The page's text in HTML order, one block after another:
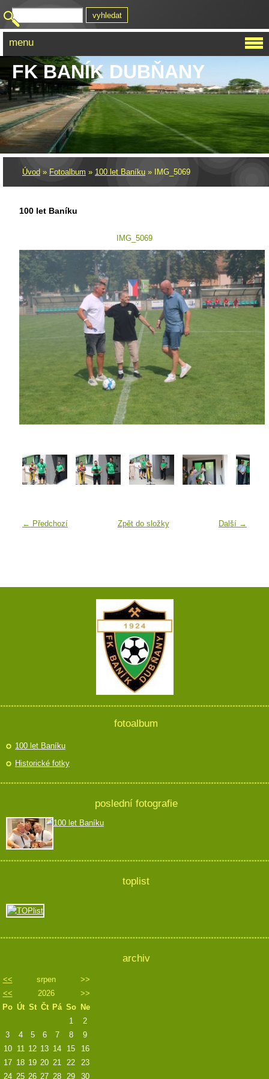
FK BANÍK DUBŇANY
Úvod » Fotoalbum » 100 let Baníku » IMG_5069
100 let Baníku
IMG_5069
← Předchozí Další →
Zpět do složky
menu
fotoalbum
100 let Baníku
Historické fotky
poslední fotografie
100 let Baníku
toplist
archiv
<< srpen
>>
<<
2026
>>
Po Út St Čt Pá So Ne
1
2
3
4 5 6 7 8
9
10
11 12 13 14 15
16
17 18 19 20 21 22
23
24 25 26 27 28 29 30